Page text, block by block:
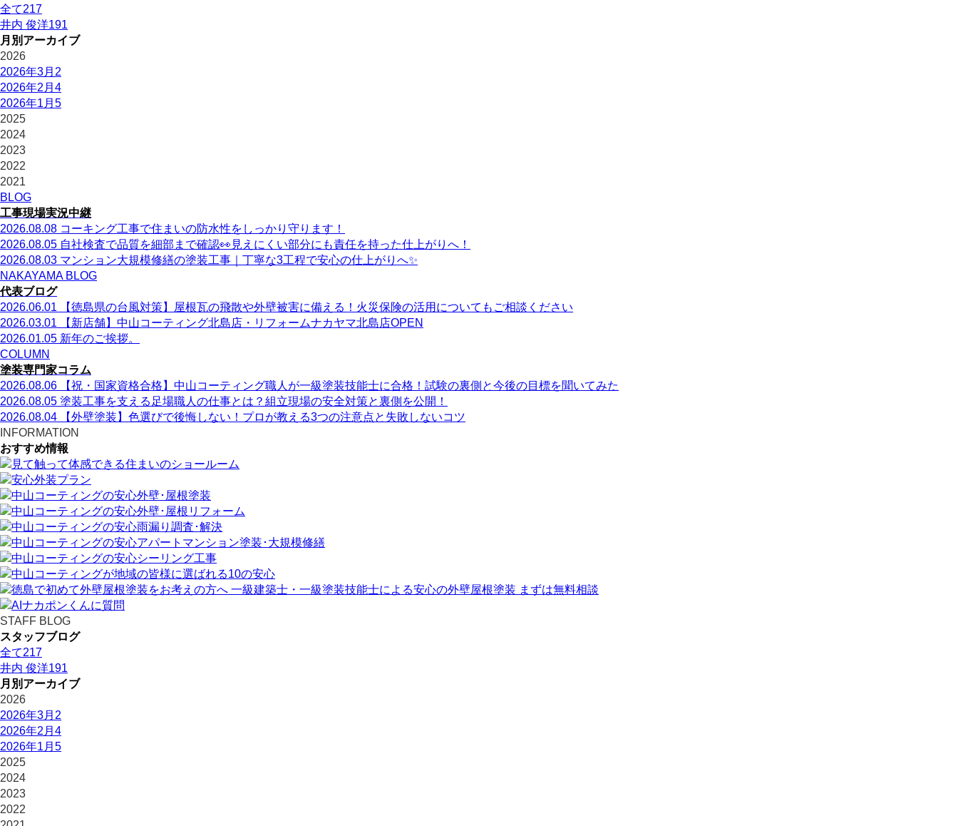
全て217
井内 俊洋191
月別アーカイブ
2026
2026年3月 2
2026年2月 4
2026年1月 5
2025
2024
2023
2022
2021
BLOG
工事現場実況中継
2026.08.08 コーキング工事で住まいの防水性をしっかり守ります！
2026.08.05 自社検査で品質を細部まで確認👀見えにくい部分にも責任を持った仕上がりへ！
2026.08.03 マンション大規模修繕の塗装工事｜丁寧な3工程で安心の仕上がりへ✨
NAKAYAMA BLOG
代表ブログ
2026.06.01
【徳島県の台風対策】屋根瓦の飛散や外壁被害に備える！火災保険の活用についてもご相談ください
2026.03.01
【新店舗】中山コーティング北島店・リフォームナカヤマ北島店OPEN
2026.01.05 新年のご挨拶。
COLUMN
塗装専門家コラム
2026.08.06
【祝・国家資格合格】中山コーティング職人が一級塗装技能士に合格！試験の裏側と今後の目標を聞いてみた
2026.08.05 塗装工事を支える足場職人の仕事とは？組立現場の安全対策と裏側を公開！
2026.08.04
【外壁塗装】色選びで後悔しない！プロが教える3つの注意点と失敗しないコツ
INFORMATION
おすすめ情報
STAFF BLOG
スタッフブログ
全て217
井内 俊洋191
月別アーカイブ
2026
2026年3月 2
2026年2月 4
2026年1月 5
2025
2024
2023
2022